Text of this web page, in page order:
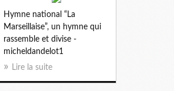
Hymne national “La
Marseillaise”, un hymne qui
rassemble et divise -
micheldandelot1
Lire la suite